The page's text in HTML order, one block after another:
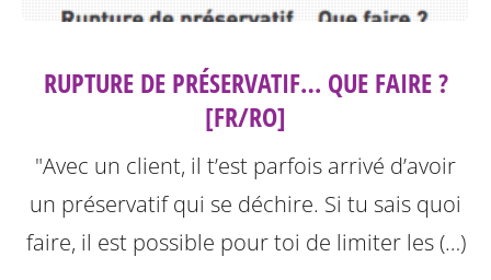
RUPTURE DE PRÉSERVATIF… QUE FAIRE ?
[FR/RO]
"Avec un client, il t’est parfois arrivé d’avoir
un préservatif qui se déchire. Si tu sais quoi
faire, il est possible pour toi de limiter les (…)